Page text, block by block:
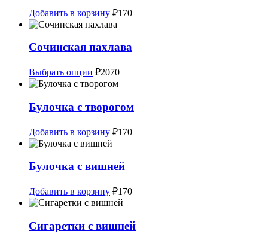
можно
выбрать
странице
Добавить в корзину ₽170
Сочинская пахлава
Выбрать опции Этот
товар
имеет
вариаций.
можно
выбрать
странице
₽2070
Булочка с творогом
Добавить в корзину ₽170
Булочка с вишней
Добавить в корзину ₽170
Сигаретки с вишней